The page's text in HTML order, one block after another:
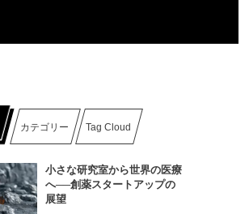
カテゴリー Tag Cloud
小さな研究室から世界の医療
へ──創薬スタートアップの
展望